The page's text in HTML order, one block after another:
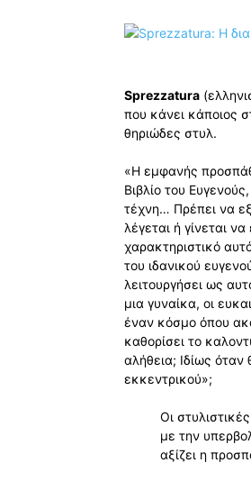
Sprezzatura
που κάνει κάποιος
θηριώδες στυλ.
«Η εμφανής
Βιβλίο του
τέχνη… Πρέπει να
λέγεται ή γίνεται
χαρακτηριστικό
του ιδανικού
λειτουργήσει ως
μια γυναίκα, οι
έναν κόσμο όπου
καθορίσει το
αλήθεια; Ιδίως
εκκεντρικού»;
Οι
με την
αξίζει η